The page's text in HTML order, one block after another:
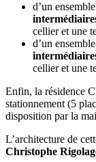
d’un
cellier et une
d’un
cellier et une
Enfin, la résidence
stationnement (5
disposition par la
L’architecture de
Christophe